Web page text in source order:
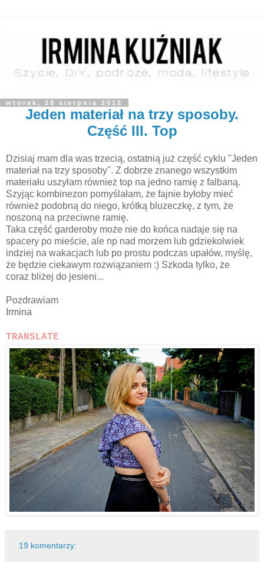
wtorek, 28 sierpnia 2012
Jeden materiał na trzy sposoby.
Część III. Top
Dzisiaj mam dla was trzecią, ostatnią już część cyklu "Jeden
materiał na trzy sposoby". Z dobrze znanego wszystkim
materiału uszyłam również top na jedno ramię z falbaną.
Szyjąc kombinezon pomyślałam, że fajnie byłoby mieć
również podobną do niego, krótką bluzeczkę, z tym, że
noszoną na przeciwne ramię.
Taka część garderoby może nie do końca nadaje się na
spacery po mieście, ale np nad morzem lub gdziekolwiek
indziej na wakacjach lub po prostu podczas upałów, myślę,
że będzie ciekawym rozwiązaniem :) Szkoda tylko, że
coraz bliżej do jesieni...
Pozdrawiam
Irmina
TRANSLATE
19 komentarzy: